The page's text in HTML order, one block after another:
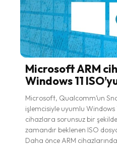
Microsoft ARM
Windows 11
Microsoft, Qualcomm’un
işlemcisiyle uyumlu Windows
cihazlara sorunsuz bir
zamandır beklenen ISO
Daha önce ARM cihazlarında